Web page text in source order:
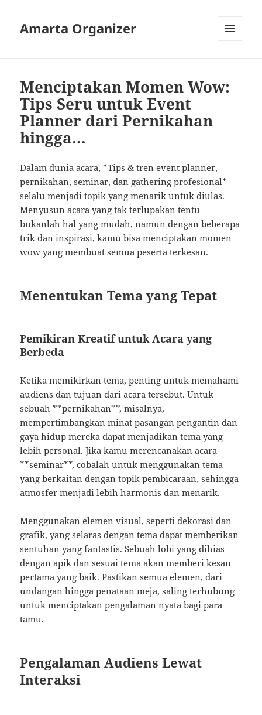
Amarta Organizer
Menciptakan Momen Wow:
Tips Seru untuk Event
Planner dari Pernikahan
hingga…
Dalam dunia acara, *Tips & tren event planner,
pernikahan, seminar, dan gathering profesional*
selalu menjadi topik yang menarik untuk diulas.
Menyusun acara yang tak terlupakan tentu
bukanlah hal yang mudah, namun dengan beberapa
trik dan inspirasi, kamu bisa menciptakan momen
wow yang membuat semua peserta terkesan.
Menentukan Tema yang Tepat
Pemikiran Kreatif untuk Acara yang
Berbeda
Ketika memikirkan tema, penting untuk memahami
audiens dan tujuan dari acara tersebut. Untuk
sebuah **pernikahan**, misalnya,
mempertimbangkan minat pasangan pengantin dan
gaya hidup mereka dapat menjadikan tema yang
lebih personal. Jika kamu merencanakan acara
**seminar**, cobalah untuk menggunakan tema
yang berkaitan dengan topik pembicaraan, sehingga
atmosfer menjadi lebih harmonis dan menarik.
Menggunakan elemen visual, seperti dekorasi dan
grafik, yang selaras dengan tema dapat memberikan
sentuhan yang fantastis. Sebuah lobi yang dihias
dengan apik dan sesuai tema akan memberi kesan
pertama yang baik. Pastikan semua elemen, dari
undangan hingga penataan meja, saling terhubung
untuk menciptakan pengalaman nyata bagi para
tamu.
Pengalaman Audiens Lewat
Interaksi